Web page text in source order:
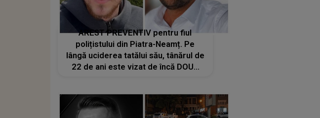
AREST PREVENTIV pentru fiul
polițistului din Piatra-Neamț. Pe
lângă uciderea tatălui său, tânărul de
22 de ani este vizat de încă DOUĂ